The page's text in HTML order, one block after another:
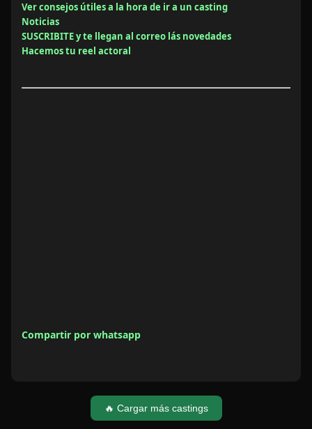
Ver consejos útiles a la hora de ir a un casting
Noticias
SUSCRIBITE y te llegan al correo lás novedades
Hacemos tu reel actoral
Compartir por whatsapp
🔥 Cargar más castings